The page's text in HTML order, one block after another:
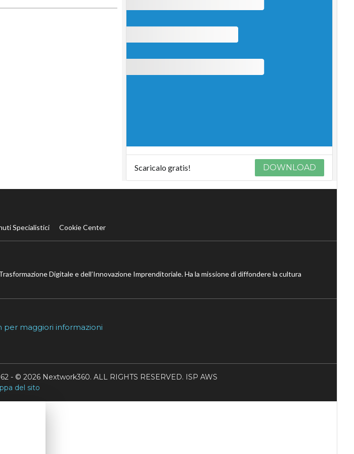
Scaricalo gratis! DOWNLOAD
Specialistici Cookie Center
Digitale e dell’Innovazione Imprenditoriale. Ha la missione di diffondere la cultura
per maggiori informazioni
- © 2026 Nextwork360. ALL RIGHTS RESERVED. ISP AWS
del sito